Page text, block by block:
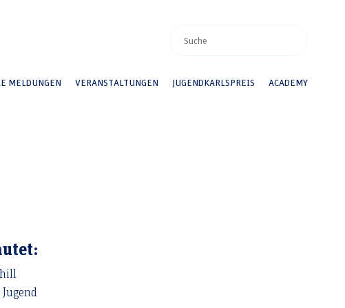
MELDUNGEN VERANSTALTUNGEN JUGENDKARLSPREIS ACADEMY